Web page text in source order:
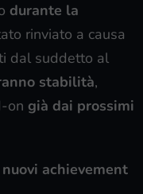
durante la
rinviato a causa
dal suddetto al
stabilità,
on già dai prossimi
achievement